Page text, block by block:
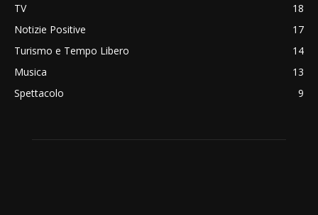
TV
18
Notizie Positive
17
Turismo e Tempo Libero
14
Musica
13
Spettacolo
9